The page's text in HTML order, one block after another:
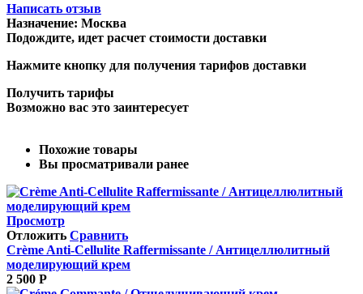
Написать отзыв
Назначение: Москва
Подождите, идет расчет стоимости доставки
Нажмите кнопку для получения тарифов доставки
Получить тарифы
Возможно вас это заинтересует
Похожие товары
Вы просматривали ранее
Просмотр
Отложить Сравнить
Crème Anti-Cellulite Raffermissante / Антицеллюлитный
моделирующий крем
2 500 Р